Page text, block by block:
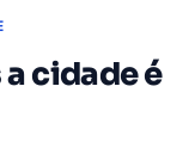
cidade é